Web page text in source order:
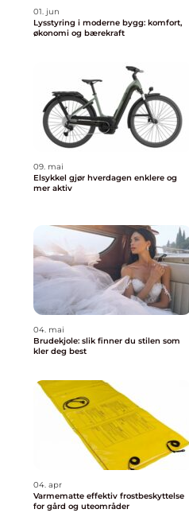
01. jun
Lysstyring i moderne bygg: komfort,
økonomi og bærekraft
09. mai
Elsykkel gjør hverdagen enklere og
mer aktiv
04. mai
Brudekjole: slik finner du stilen som
kler deg best
04. apr
Varmematte effektiv frostbeskyttelse
for gård og uteområder